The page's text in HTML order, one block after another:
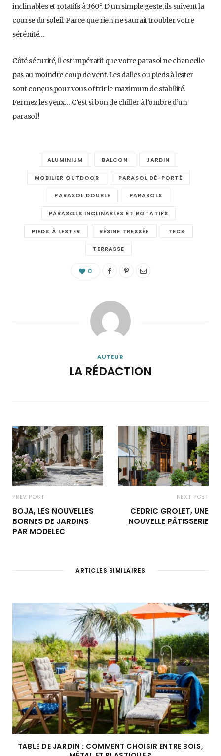
inclinables et rotatifs à 360°. D’un simple geste, ils suivent la
course du soleil. Parce que rien ne saurait troubler votre
sérénité…
Côté sécurité, il est impératif que votre parasol ne chancelle
pas au moindre coup de vent. Les dalles ou pieds à lester
sont conçus pour vous offrir le maximum de stabilité.
Fermez les yeux… C’est si bon de chiller à l’ombre d’un
parasol !
ALUMINIUM BALCON JARDIN
MOBILIER OUTDOOR PARASOL DÉ-PORTÉ
PARASOL DOUBLE PARASOLS
PARASOLS INCLINABLES ET ROTATIFS
PIEDS À LESTER RÉSINE TRESSÉE TECK
TERRASSE
0
AUTEUR
LA RÉDACTION
PREV POST
BOJA, LES NOUVELLES
BORNES DE JARDINS
PAR MODELEC
NEXT POST
CEDRIC GROLET, UNE
NOUVELLE PÂTISSERIE
ARTICLES SIMILAIRES
TABLE DE JARDIN : COMMENT CHOISIR ENTRE BOIS,